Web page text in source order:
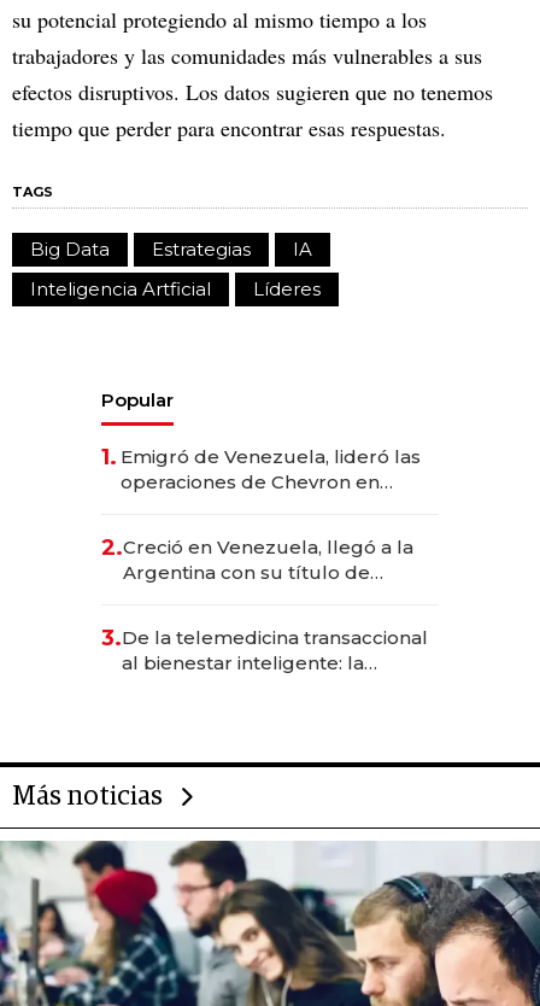
su potencial protegiendo al mismo tiempo a los
trabajadores y las comunidades más vulnerables a sus
efectos disruptivos. Los datos sugieren que no tenemos
tiempo que perder para encontrar esas respuestas.
TAGS
Big Data Estrategias
IA
Inteligencia Artficial
Líderes
Popular
1. Emigró de Venezuela, lideró las
operaciones de Chevron en
2.Creció en Venezuela, llegó a la
Argentina con su título de
las marcas "fast premium"
3.De la telemedicina transaccional
al bienestar inteligente: la
Más noticias